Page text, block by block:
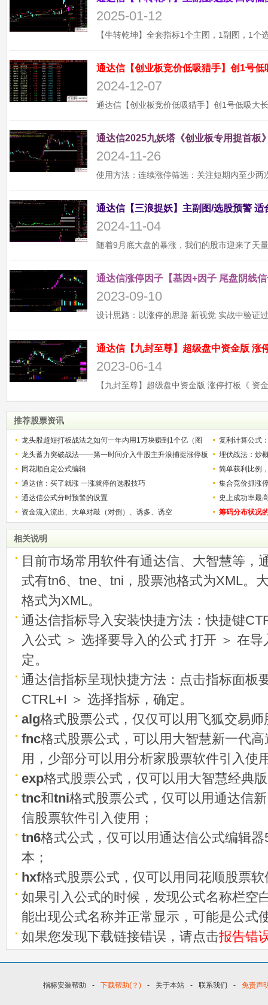
2025-01-12
通达信【创业板竞价低吸猎手】创1号
2024-12-07
通达信2025九妖塔《创业板专用捉首板
2024-11-26
2024-11-04
通达信涨停因子【基因+因子 尾盘阴线
2023-09-10
2023-06-14
推荐股票资讯
龙头股超短打板战法之如何一年内用1万块赚到1个亿（图
解）
复利计算公式
少？
龙头蓄力突破战法——第一时间介入牛股主升浪捕捉涨停板
的技巧（图解）
埋伏战法：炒
同花顺自定公式编辑
简单获利比例
用
通达信：买了就涨 一涨就停的选股技巧
集合竞价抓涨
通达信公式分时预警的设置
史上成功率最
称选股法宝！
资金流入流出、大单对敲（对倒）、诱多、诱空 筹码分布状况
相关说明
目前市场常用软件有通达信、大智慧等，
式有tn6、tne、tni，股票池格式为XML。
格式为XML。
通达信指标导入安装快捷方法：快捷键
入公式 ＞ 选择要导入的公式 打开 ＞ 在
定。
通达信指标呈现快捷方法：点击指标面板
CTRL+I ＞ 选择指标，确定。
alg格式股票公式，仅仅可以用飞狐交易
fnc格式股票公式，可以用大智慧新一代
用，少部分可以用分析家股票软件引入使
exp格式股票公式，仅可以用大智慧经典
tnc和tni格式股票公式，仅可以用通达信
信股票软件引入使用；
tn6格式公式，仅可以用通达信公式编辑
本；
hxf格式股票公式，仅可以用同花顺股票
如果引入公式的时候，发现公式名称栏空
能出现公式名称并正常显示，可能是公式
如果您发现下载链接错误，请点击报告错
指标安装帮助 - 下载帮助(？) - 关于本站 - 联系我们 - 免责声